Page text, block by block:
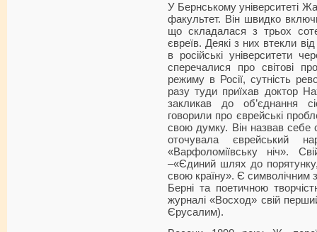
У Бернському університеті
факультет. Він швидко
що складалася з трьох
євреїв. Деякі з них втекли
в російські університети
сперечалися про світові
режиму в Росії, сутність
разу туди приїхав доктор
закликав до об’єднання
говорили про єврейські
свою думку. Він назвав себе
оточувала єврейський
«Варфоломіївську ніч».
–«Єдиний шлях до порятунку,
свою країну». Є символічним
Берні та поетичною
журналі «Восход» свій
Єрусалим).